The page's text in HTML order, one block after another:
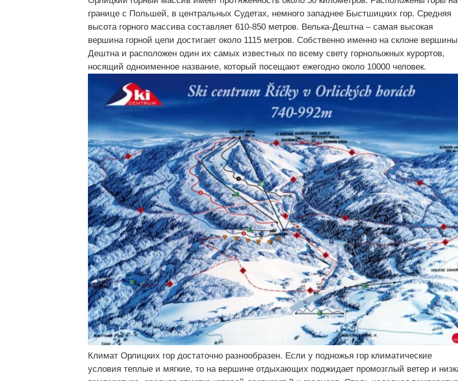
границе с Польшей, в центральных Судетах, немного западнее Быстшицких гор. Средняя
высота горного массива составляет 610-850 метров. Велька-Дештна – самая высокая
вершина горной цепи достигает около 1115 метров. Собственно именно на склоне вершины
Дештна и расположен один их самых известных по всему свету горнолыжных курортов,
носящий одноименное название, который посещают ежегодно около 10000 человек.
Климат Орлицких гор достаточно разнообразен. Если у подножья гор климатические
условия теплые и мягкие, то на вершине отдыхающих поджидает промозглый ветер и